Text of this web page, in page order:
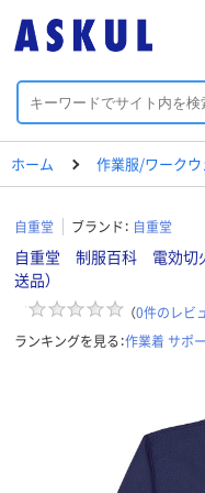
ホーム 作業服/ワーク
自重堂 ブランド： 自重堂
自重堂 制服百科 電効切
送品）
（0件のレビ
ランキングを見る：作業着 サポ